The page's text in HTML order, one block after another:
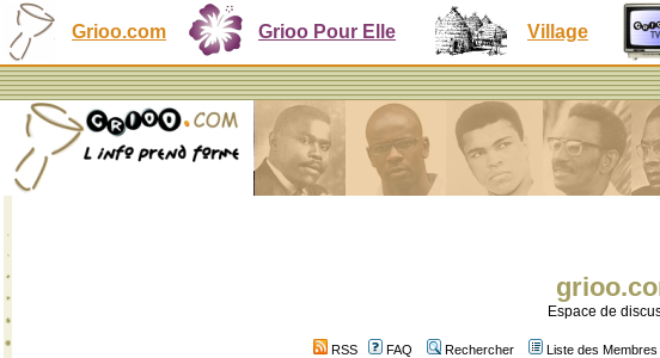
Grioo.com Grioo Pour Elle Village
Espace de
RSS FAQ Rechercher Liste des Membres